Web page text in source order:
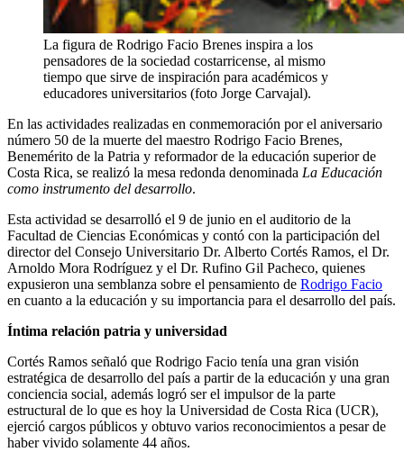
La figura de Rodrigo Facio Brenes inspira a los
pensadores de la sociedad costarricense, al mismo
tiempo que sirve de inspiración para académicos y
educadores universitarios (foto Jorge Carvajal).
En las actividades realizadas en conmemoración por el aniversario
número 50 de la muerte del maestro Rodrigo Facio Brenes,
Benemérito de la Patria y reformador de la educación superior de
Costa Rica, se realizó la mesa redonda denominada La Educación
como instrumento del desarrollo.
Esta actividad se desarrolló el 9 de junio en el auditorio de la
Facultad de Ciencias Económicas y contó con la participación del
director del Consejo Universitario Dr. Alberto Cortés Ramos, el Dr.
Arnoldo Mora Rodríguez y el Dr. Rufino Gil Pacheco, quienes
expusieron una semblanza sobre el pensamiento de Rodrigo Facio
en cuanto a la educación y su importancia para el desarrollo del país.
Íntima relación patria y universidad
Cortés Ramos señaló que Rodrigo Facio tenía una gran visión
estratégica de desarrollo del país a partir de la educación y una gran
conciencia social, además logró ser el impulsor de la parte
estructural de lo que es hoy la Universidad de Costa Rica (UCR),
ejerció cargos públicos y obtuvo varios reconocimientos a pesar de
haber vivido solamente 44 años.